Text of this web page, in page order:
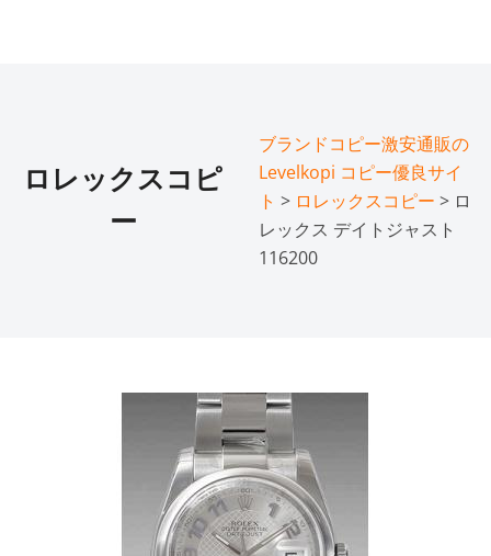
ロレックスコピ
ー
ブランドコピー激安通販の
Levelkopi コピー優良サイ
ト > ロレックスコピー > ロ
レックス デイトジャスト
116200